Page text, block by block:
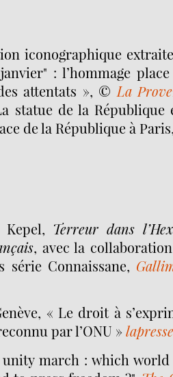
iconographique
: l’hommage
attentats », ©La
statue de la
de la République à
Kepel, Terreur dans
, avec la
série Connaissane,
« Le droit à
par l’ONU »
unity march : which